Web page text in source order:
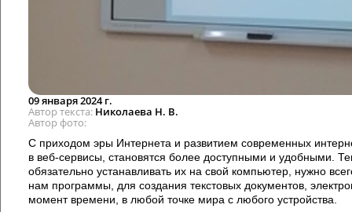
09 января 2024 г.
Автор текста Николаева Н. В.
Автор фото
С приходом эры Интернета и развитием современных
в веб-сервисы, становятся более доступными и удобными.
обязательно устанавливать их на свой компьютер, нужно
нам программы, для создания текстовых документов,
момент времени, в любой точке мира с любого устройства.